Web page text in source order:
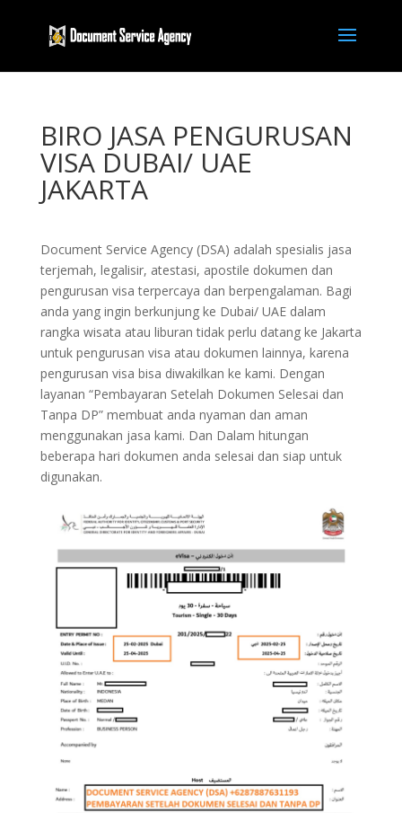
BIRO JASA PENGURUSAN
VISA DUBAI/ UAE
JAKARTA
Document Service Agency (DSA) adalah spesialis jasa
terjemah, legalisir, atestasi, apostile dokumen dan
pengurusan visa terpercaya dan berpengalaman. Bagi
anda yang ingin berkunjung ke Dubai/ UAE dalam
rangka wisata atau liburan tidak perlu datang ke Jakarta
untuk pengurusan visa atau dokumen lainnya, karena
pengurusan visa bisa diwakilkan ke kami. Dengan
layanan “Pembayaran Setelah Dokumen Selesai dan
Tanpa DP” membuat anda nyaman dan aman
menggunakan jasa kami. Dan Dalam hitungan
beberapa hari dokumen anda selesai dan siap untuk
digunakan.